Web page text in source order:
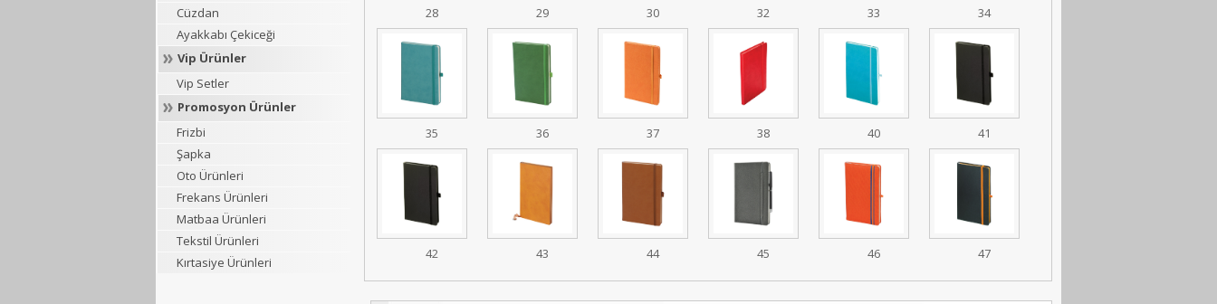
Cüzdan
Ayakkabı Çekiceği
Vip Ürünler
Vip Setler
Promosyon Ürünler
Frizbi
Şapka
Oto Ürünleri
Frekans Ürünleri
Matbaa Ürünleri
Tekstil Ürünleri
Kırtasiye Ürünleri
28 29 30 32 33 34
35 36 37 38 40 41
42 43 44 45 46 47